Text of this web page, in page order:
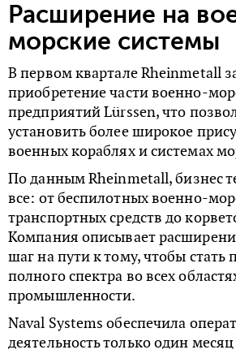
Расширение на
морские системы
В первом квартале Rheinmetall
приобретение части военно-
предприятий Lürssen, что
установить более широкое
военных кораблях и системах
По данным Rheinmetall, бизнес
все: от беспилотных военно-
транспортных средств до
Компания описывает
шаг на пути к тому, чтобы стать
полного спектра во всех
промышленности.
Naval Systems обеспечила
деятельность только один